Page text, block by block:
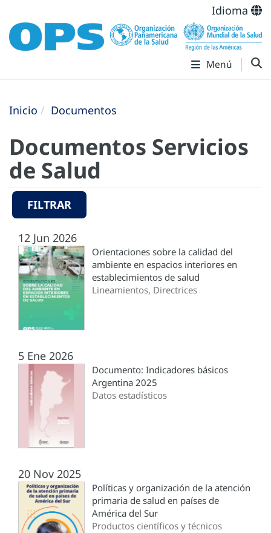
Idioma
Menú
Inicio Documentos
Documentos Servicios
de Salud
FILTRAR
12 Jun 2026
Orientaciones sobre la calidad del
ambiente en espacios interiores en
establecimientos de salud
Lineamientos, Directrices
5 Ene 2026
Documento: Indicadores básicos
Argentina 2025
Datos estadísticos
20 Nov 2025
Políticas y organización de la atención
primaria de salud en países de
América del Sur
Productos científicos y técnicos